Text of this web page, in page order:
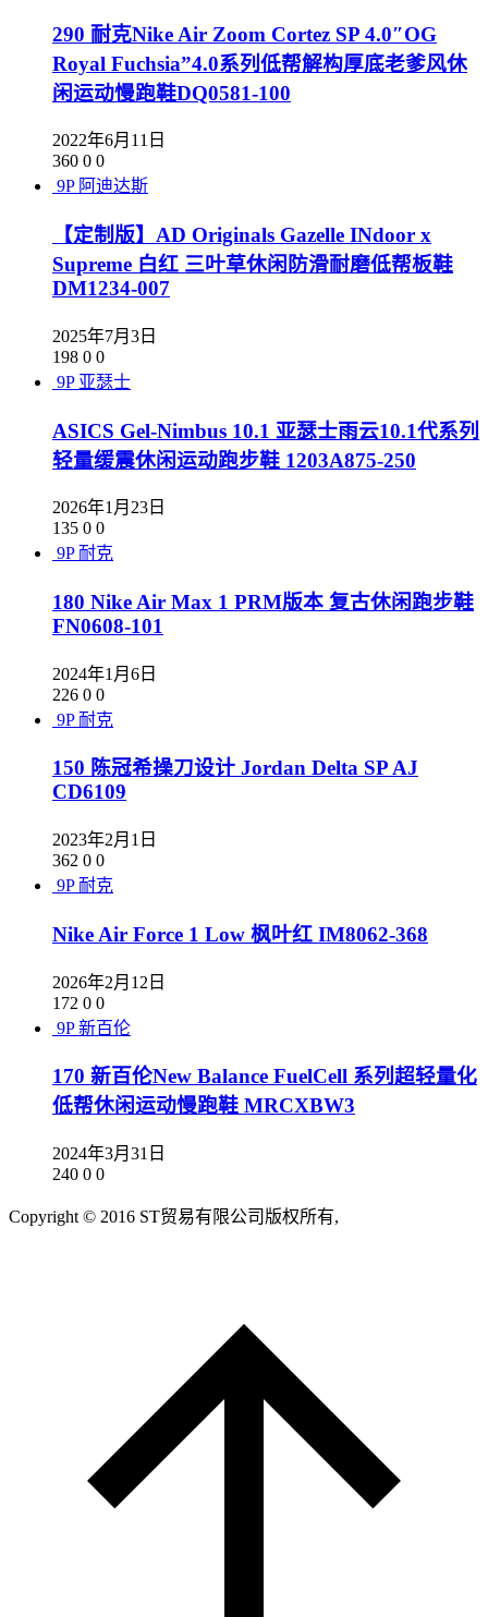
290 耐克Nike Air Zoom Cortez SP 4.0″OG
Royal Fuchsia”4.0系列低帮解构厚底老爹风休
闲运动慢跑鞋DQ0581-100
2022年6月11日
360 0 0
9P 阿迪达斯
【定制版】AD Originals Gazelle INdoor x
Supreme 白红 三叶草休闲防滑耐磨低帮板鞋
DM1234-007
2025年7月3日
198 0 0
9P 亚瑟士
ASICS Gel-Nimbus 10.1 亚瑟士雨云10.1代系列
轻量缓震休闲运动跑步鞋 1203A875-250
2026年1月23日
135 0 0
9P 耐克
180 Nike Air Max 1 PRM版本 复古休闲跑步鞋
FN0608-101
2024年1月6日
226 0 0
9P 耐克
150 陈冠希操刀设计 Jordan Delta SP AJ
CD6109
2023年2月1日
362 0 0
9P 耐克
Nike Air Force 1 Low 枫叶红 IM8062-368
2026年2月12日
172 0 0
9P 新百伦
170 新百伦New Balance FuelCell 系列超轻量化
低帮休闲运动慢跑鞋 MRCXBW3
2024年3月31日
240 0 0
Copyright © 2016 ST贸易有限公司版权所有,